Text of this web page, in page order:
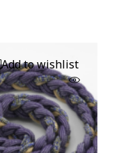
Add to wishlist